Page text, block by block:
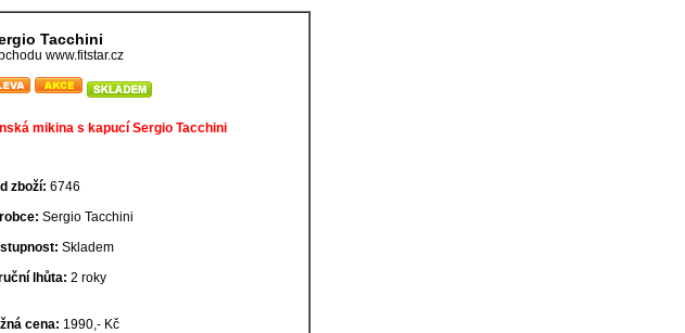
Tacchini
www.fitstar.cz
mikina s kapucí Sergio Tacchini
zboží: 6746
Sergio Tacchini
Skladem
lhůta: 2 roky
cena: 1990,- Kč